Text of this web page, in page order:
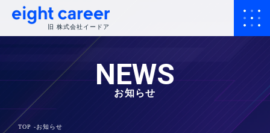
旧 株式会社イードア
NEWS
お知らせ
TOP お知らせ